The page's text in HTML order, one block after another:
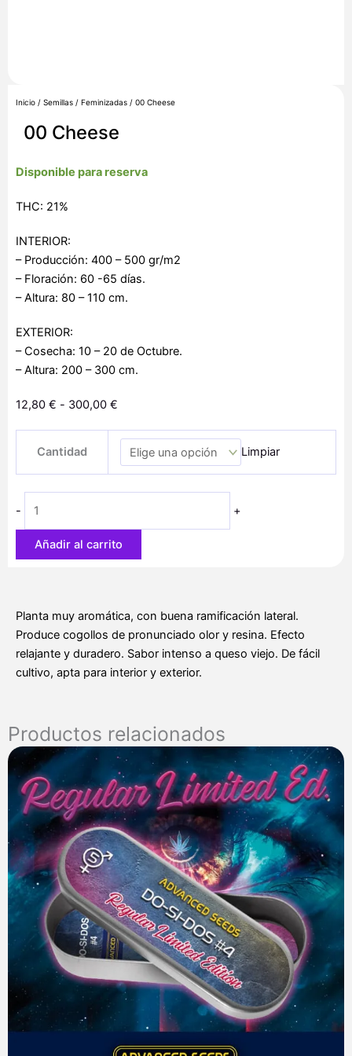
Inicio / Semillas / Feminizadas / 00 Cheese
00 Cheese
Disponible para reserva
THC: 21%
INTERIOR:
– Producción: 400 – 500 gr/m2
– Floración: 60 -65 días.
– Altura: 80 – 110 cm.
EXTERIOR:
– Cosecha: 10 – 20 de Octubre.
– Altura: 200 – 300 cm.
12,80 € - 300,00 €
precios:
desde
12,80 €
Cantidad Limpiar
-
Cheese
cantidad
+
Añadir al carrito
Planta muy aromática, con buena ramificación lateral.
Produce cogollos de pronunciado olor y resina. Efecto
relajante y duradero. Sabor intenso a queso viejo. De fácil
cultivo, apta para interior y exterior.
Productos relacionados